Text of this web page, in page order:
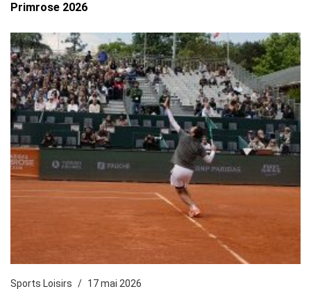
Primrose 2026
Sports Loisirs 17 mai 2026